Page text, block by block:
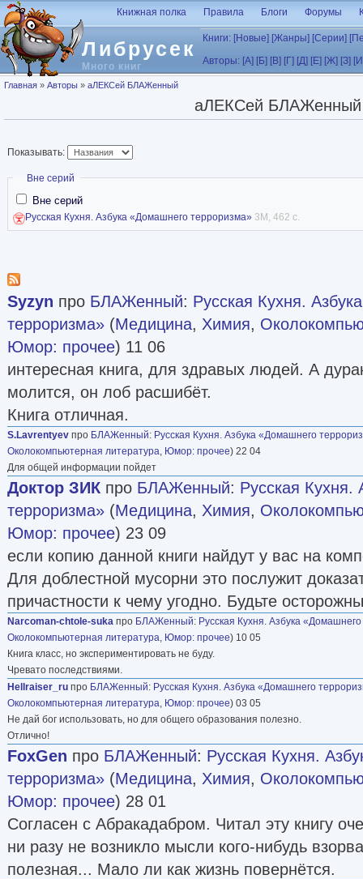
Перейти к основному содержанию
Либрусек
Много книг
Книжная полка Правила Блоги Форумы
Книги: [Новые] [Жанры] [Серии]
Авторы: [А] [Б] [В] [Г] [Д] [Е] [Ж] [З]
Вы здесь
Главная » Авторы » аЛЕКСей БЛАЖенный
аЛЕКСей БЛАЖенный
Показывать:
Скрыть
Вне серий
Вне серий
Русская Кухня. Азбука «Домашнего терроризма» 3M, 462 с.
Syzyn про БЛАЖенный: Русская Кухня.
терроризма» (Медицина, Химия,
Юмор: прочее) 11 06
интересная книга, для здравых людей. А
молится, он лоб расшибёт.
Книга отличная.
S.Lavrentyev про БЛАЖенный: Русская Кухня. Азбука «Домашнего
Околокомпьютерная литература, Юмор: прочее) 22 04
Для общей информации пойдет
Доктор ЗИК про БЛАЖенный: Русская Кухня.
терроризма» (Медицина, Химия,
Юмор: прочее) 23 09
если копию данной книги найдут у вас на
Для доблестной мусорни это послужит
причастности к чему угодно. Будьте
Narcoman-chtole-suka про БЛАЖенный: Русская Кухня. Азбука
Околокомпьютерная литература, Юмор: прочее) 10 05
Книга класс, но экспериментировать не буду.
Чревато последствиями.
Hellraiser_ru про БЛАЖенный: Русская Кухня. Азбука «Домашнего
Околокомпьютерная литература, Юмор: прочее) 03 05
Не дай бог использовать, но для общего образования полезно.
Отлично!
FoxGen про БЛАЖенный: Русская Кухня.
терроризма» (Медицина, Химия,
Юмор: прочее) 28 01
Согласен с Абракадабром. Читал эту книгу
ни разу не возникло мысли кого-нибудь
полезная... Мало ли как жизнь повернётся.